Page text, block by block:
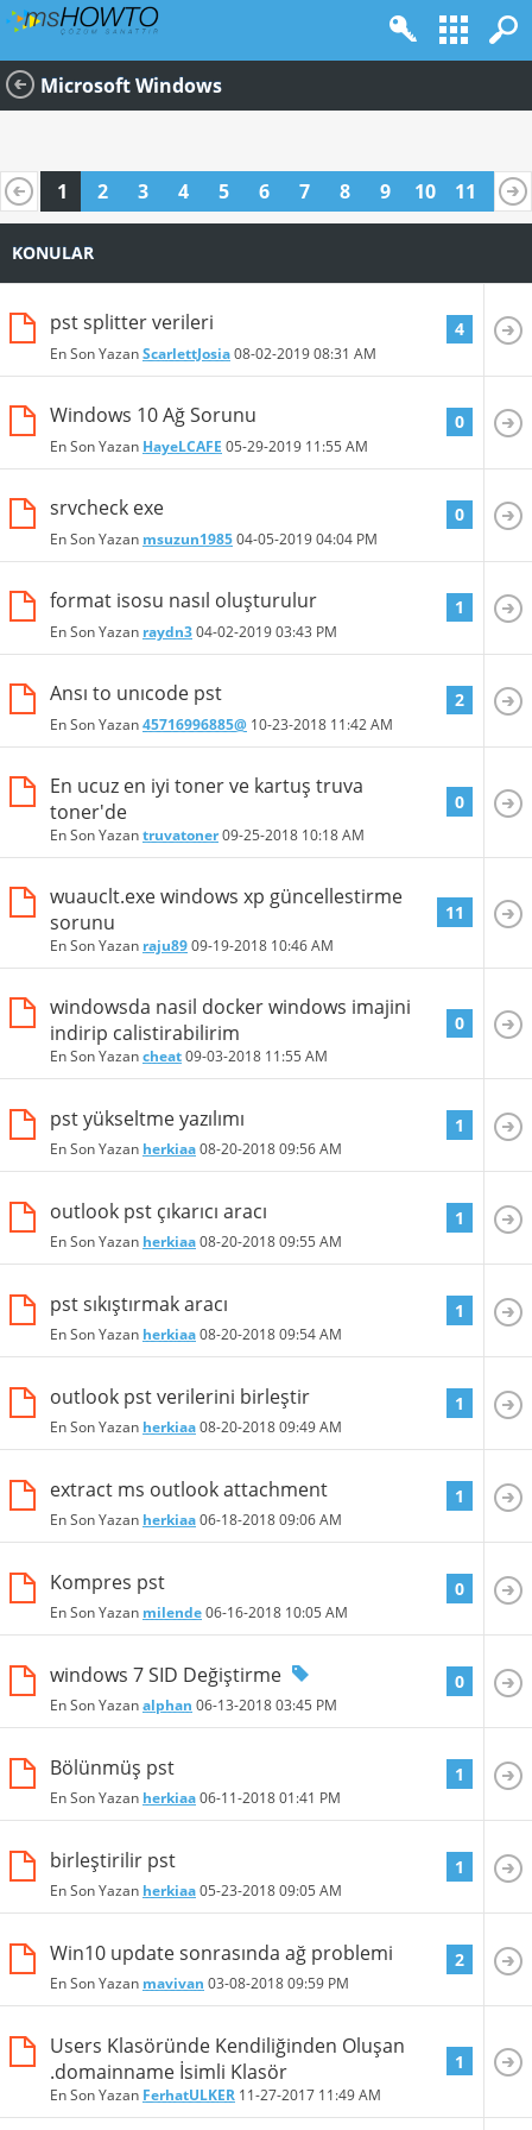
Microsoft Windows
1 2 3 4 5 6 7 8 9 10 11
12
KONULAR
pst splitter verileri
En Son YazanScarlettJosia08-02-201908:31 AM
4
Windows 10 Ağ Sorunu
En Son Yazan HayeLCAFE 05-29-2019 11:55 AM
0
srvcheck exe
En Son Yazan msuzun198504-05-201904:04 PM
0
format isosu nasıl oluşturulur
En Son Yazan raydn304-02-201903:43 PM
1
Ansı to unıcode pst
En Son Yazan45716996885@ 10-23-2018 11:42 AM
2
En ucuz en iyi toner ve kartuş truva
toner'de
En Son Yazantruvatoner09-25-2018 10:18 AM
0
wuauclt.exe windows xp güncellestirme
sorunu
En Son Yazan raju8909-19-2018 10:46 AM
11
windowsda nasil docker windows imajini
indirip calistirabilirim
En Son Yazancheat09-03-2018 11:55 AM
0
pst yükseltme yazılımı
En Son Yazan herkiaa08-20-201809:56 AM
1
outlook pst çıkarıcı aracı
En Son Yazan herkiaa08-20-201809:55 AM
1
pst sıkıştırmak aracı
En Son Yazan herkiaa08-20-201809:54 AM
1
outlook pst verilerini birleştir
En Son Yazan herkiaa08-20-201809:49 AM
1
extract ms outlook attachment
En Son Yazan herkiaa06-18-201809:06 AM
1
Kompres pst
En Son Yazan milende06-16-2018 10:05 AM
0
windows 7 SID Değiştirme
En Son Yazanalphan 06-13-201803:45 PM
0
Bölünmüş pst
En Son Yazan herkiaa06-11-201801:41 PM
1
birleştirilir pst
En Son Yazan herkiaa05-23-201809:05 AM
1
Win10 update sonrasında ağ problemi
En Son Yazan mavivan 03-08-201809:59 PM
2
Users Klasöründe Kendiliğinden Oluşan
.domainname İsimli Klasör
En Son Yazan FerhatULKER 11-27-2017 11:49 AM
1